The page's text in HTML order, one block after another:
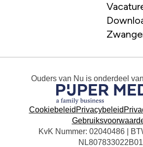
Ouders van Nu is onderdeel van
Cookiebeleid Privacybeleid
KvK Nummer: 02040486 |
NL807833022B01